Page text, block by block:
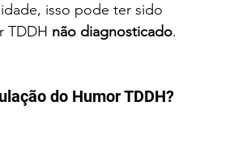
isso pode ter sido
TDDH não diagnosticado.
do Humor TDDH?